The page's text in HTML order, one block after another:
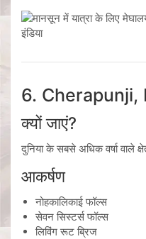
6. Cherapunji,
क्यों जाएं?
दुनिया के सबसे अधिक वर्षा वाले
आकर्षण
नोहकालिकाई फॉल्स
सेवन सिस्टर्स फॉल्स
लिविंग रूट ब्रिज